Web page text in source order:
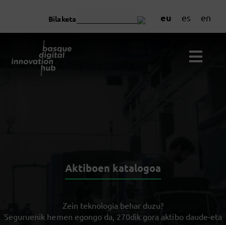
eu es en
Bilaketa
Aktiboen katalogoa
Zein teknologia behar duzu?
Seguruenik hemen egongo da, 270dik gora aktibo daude-eta